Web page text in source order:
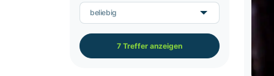
beliebig
7 Treffer anzeigen